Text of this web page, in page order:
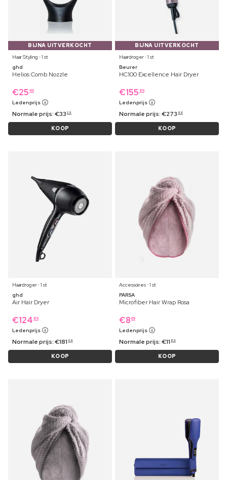
BIJNA UITVERKOCHT
Haar Styling ⋅ 1 st
ghd
Helios Comb Nozzle
€25 49
Ledenprijs
Normale prijs:€33 29
KOOP
BIJNA UITVERKOCHT
Haardroger ⋅ 1 st
Beurer
HC100 Excellence Hair Dryer
€155 89
Ledenprijs
Normale prijs:€273 99
KOOP
Haardroger ⋅ 1 st
ghd
Air Hair Dryer
€124 89
Ledenprijs
Normale prijs:€181 99
KOOP
Accessoires ⋅ 1 st
PARSA
Microfiber Hair Wrap Rosa
€8 69
Ledenprijs
Normale prijs:€11 89
KOOP